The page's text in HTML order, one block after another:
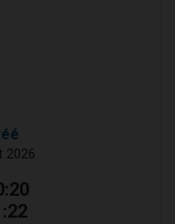
2026